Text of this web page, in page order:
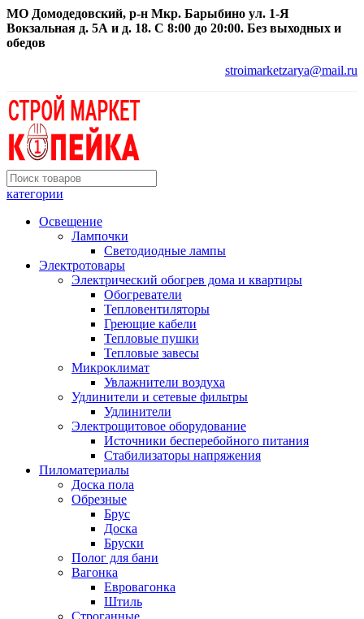
МО Домодедовский, р-н Мкр. Барыбино ул. 1-Я
Вокзальная д. 5А и д. 18. С 8:00 до 20:00. Без выходных и
обедов
stroimarketzarya@mail.ru
категории
Освещение
Лампочки
Светодиодные лампы
Электротовары
Электрический обогрев дома и квартиры
Обогреватели
Тепловентиляторы
Греющие кабели
Тепловые пушки
Тепловые завесы
Микроклимат
Увлажнители воздуха
Удлинители и сетевые фильтры
Удлинители
Электрощитовое оборудование
Источники бесперебойного питания
Стабилизаторы напряжения
Пиломатериалы
Доска пола
Обрезные
Брус
Доска
Бруски
Полог для бани
Вагонка
Евровагонка
Штиль
Строганные